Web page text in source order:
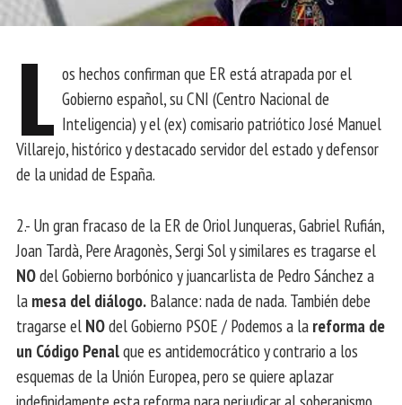
L os hechos confirman que ER está atrapada por el
Gobierno español, su CNI (Centro Nacional de
Inteligencia) y el (ex) comisario patriótico José Manuel
Villarejo, histórico y destacado servidor del estado y defensor
de la unidad de España.
2.- Un gran fracaso de la ER de Oriol Junqueras, Gabriel Rufián,
Joan Tardà, Pere Aragonès, Sergi Sol y similares es tragarse el
NOdel Gobierno borbónico y juancarlista de Pedro Sánchez a
la mesa del diálogo. Balance: nada de nada. También debe
tragarse el NOdel Gobierno PSOE / Podemos a la reforma de
un Código Penalque es antidemocrático y contrario a los
esquemas de la Unión Europea, pero se quiere aplazar